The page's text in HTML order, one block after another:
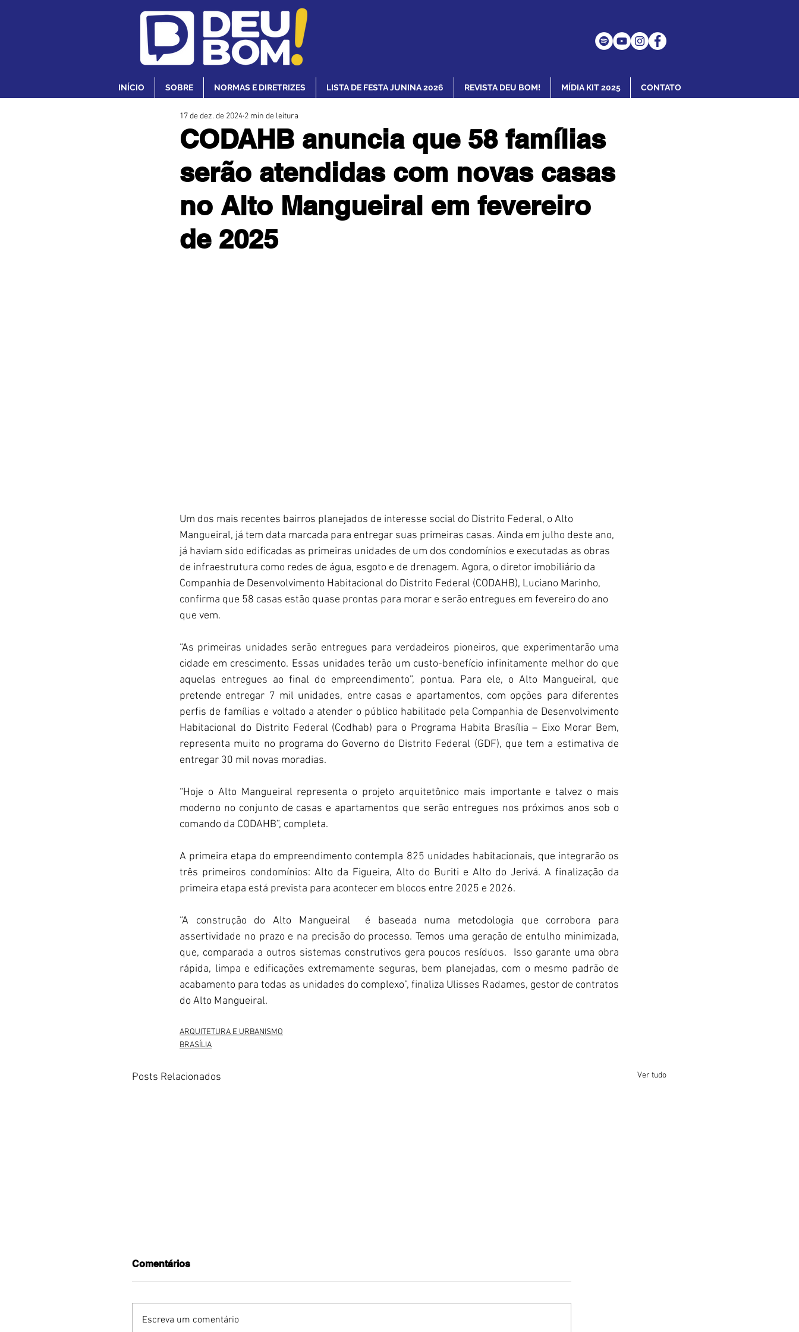
INÍCIO SOBRE NORMAS E DIRETRIZES LISTA DE FESTA JUNINA 2026 REVISTA DEU BOM! MÍDIA KIT 2025 CONTATO
CODAHB anuncia que 58 famílias
serão atendidas com novas casas
no Alto Mangueiral em fevereiro
de 2025
17 de dez. de 2024 2 min de leitura
Um dos mais recentes bairros planejados de interesse social do Distrito Federal, o Alto
Mangueiral, já tem data marcada para entregar suas primeiras casas. Ainda em julho deste ano,
já haviam sido edificadas as primeiras unidades de um dos condomínios e executadas as obras
de infraestrutura como redes de água, esgoto e de drenagem. Agora, o diretor imobiliário da
Companhia de Desenvolvimento Habitacional do Distrito Federal (CODAHB), Luciano Marinho,
confirma que 58 casas estão quase prontas para morar e serão entregues em fevereiro do ano
que vem.
“As primeiras unidades serão entregues para verdadeiros pioneiros, que experimentarão uma
cidade em crescimento. Essas unidades terão um custo-benefício infinitamente melhor do que
aquelas entregues ao final do empreendimento”, pontua. Para ele, o Alto Mangueiral, que
pretende entregar 7 mil unidades, entre casas e apartamentos, com opções para diferentes
perfis de famílias e voltado a atender o público habilitado pela Companhia de Desenvolvimento
Habitacional do Distrito Federal (Codhab) para o Programa Habita Brasília – Eixo Morar Bem,
representa muito no programa do Governo do Distrito Federal (GDF), que tem a estimativa de
entregar 30 mil novas moradias.
“Hoje o Alto Mangueiral representa o projeto arquitetônico mais importante e talvez o mais
moderno no conjunto de casas e apartamentos que serão entregues nos próximos anos sob o
comando da CODAHB”, completa.
A primeira etapa do empreendimento contempla 825 unidades habitacionais, que integrarão os
três primeiros condomínios: Alto da Figueira, Alto do Buriti e Alto do Jerivá. A finalização da
primeira etapa está prevista para acontecer em blocos entre 2025 e 2026.
“A construção do Alto Mangueiral  é baseada numa metodologia que corrobora para
assertividade no prazo e na precisão do processo. Temos uma geração de entulho minimizada,
que, comparada a outros sistemas construtivos gera poucos resíduos.  Isso garante uma obra
rápida, limpa e edificações extremamente seguras, bem planejadas, com o mesmo padrão de
acabamento para todas as unidades do complexo”, finaliza Ulisses Radames, gestor de contratos
do Alto Mangueiral.
ARQUITETURA E URBANISMO
BRASÍLIA
Posts Relacionados Ver tudo
Comentários
Escreva um comentário